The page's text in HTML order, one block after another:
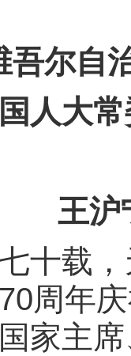
吾尔自
人大
王沪
载，
周年
家主